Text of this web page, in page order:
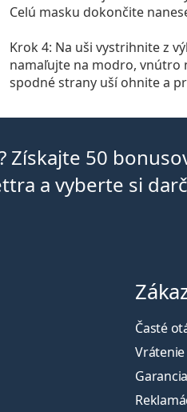
Celú masku dokončite
Krok 4: Na uši vystrihnite z
namaľujte na modro, vnútro
spodné strany uší ohnite a
Získajte 50
a vyberte si
Časté